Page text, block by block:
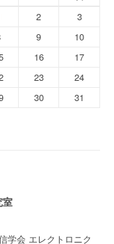
2
3
9
10
16
17
23
24
30 31
室
学会 エレクトロニク